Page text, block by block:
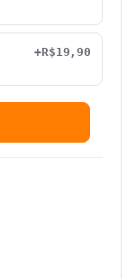
+R$19,90